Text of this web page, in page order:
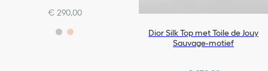
€ 290,00
Dior Silk Top met Toile de Jouy
Sauvage-motief